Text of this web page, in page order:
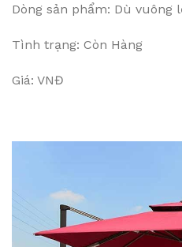
Dòng sản phẩm: Dù vuông
Tình trạng: Còn Hàng
Giá: VNĐ